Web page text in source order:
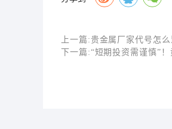
上一篇: 贵金属厂家代号怎么
下一篇: “短期投资需谨慎”